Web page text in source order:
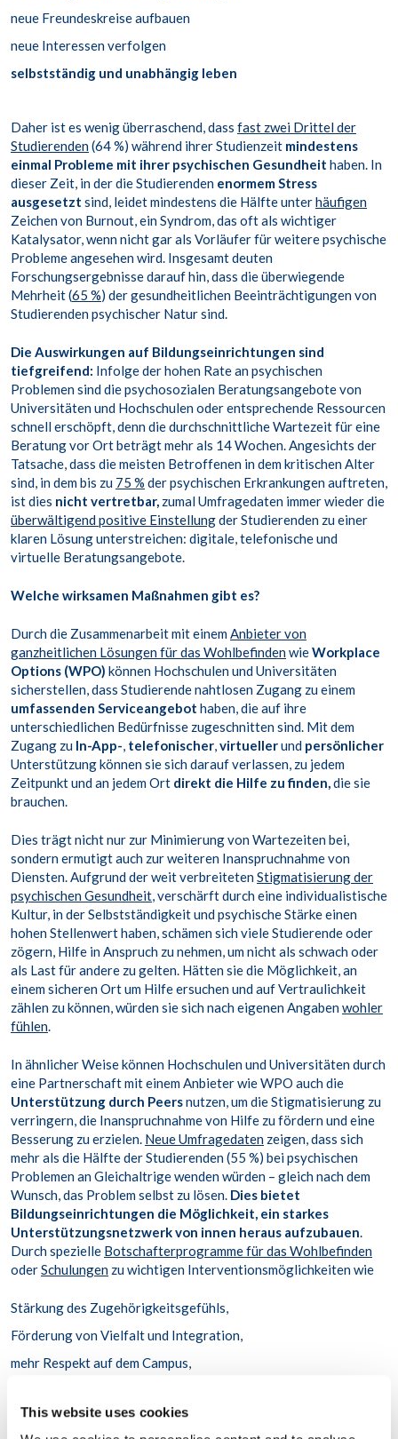
This website uses cookies
neue Freundeskreise aufbauen
neue Interessen verfolgen
selbstständig und unabhängig leben
Daher ist es wenig überraschend, dass fast zwei Drittel der
Studierenden(64 %) während ihrer Studienzeit mindestens
einmal Probleme mit ihrer psychischen Gesundheit haben. In
dieser Zeit, in der die Studierenden enormem Stress
ausgesetzt sind, leidet mindestens die Hälfte unterhäufigen
Zeichen von Burnout, ein Syndrom, das oft als wichtiger
Katalysator, wenn nicht gar als Vorläufer für weitere psychische
Probleme angesehen wird. Insgesamt deuten
Forschungsergebnisse darauf hin, dass die überwiegende
Mehrheit (65 %) der gesundheitlichen Beeinträchtigungen von
Studierenden psychischer Natur sind.
Die Auswirkungen auf Bildungseinrichtungen sind
tiefgreifend: Infolge der hohen Rate an psychischen
Problemen sind die psychosozialen Beratungsangebote von
Universitäten und Hochschulen oder entsprechende Ressourcen
schnell erschöpft, denn die durchschnittliche Wartezeit für eine
Beratung vor Ort beträgt mehr als 14 Wochen. Angesichts der
Tatsache, dass die meisten Betroffenen in dem kritischen Alter
sind, in dem bis zu 75 % der psychischen Erkrankungen auftreten,
ist dies nicht vertretbar, zumal Umfragedaten immer wieder die
überwältigend positive Einstellungder Studierenden zu einer
klaren Lösung unterstreichen: digitale, telefonische und
virtuelle Beratungsangebote.
Welche wirksamen Maßnahmen gibt es?
Durch die Zusammenarbeit mit einemAnbieter von
ganzheitlichen Lösungen für das WohlbefindenwieWorkplace
Options (WPO) können Hochschulen und Universitäten
sicherstellen, dass Studierende nahtlosen Zugang zu einem
umfassenden Serviceangebot haben, die auf ihre
unterschiedlichen Bedürfnisse zugeschnitten sind. Mit dem
Zugang zu In-App-, telefonischer,virtuellerund persönlicher
Unterstützung können sie sich darauf verlassen, zu jedem
Zeitpunkt und an jedem Ort direkt die Hilfe zu finden,die sie
brauchen.
Dies trägt nicht nur zur Minimierung von Wartezeiten bei,
sondern ermutigt auch zur weiteren Inanspruchnahme von
Diensten. Aufgrund der weit verbreitetenStigmatisierung der
psychischen Gesundheit, verschärft durch eine individualistische
Kultur, in der Selbstständigkeit und psychische Stärke einen
hohen Stellenwert haben, schämen sich viele Studierende oder
zögern, Hilfe in Anspruch zu nehmen, um nicht als schwach oder
als Last für andere zu gelten. Hätten sie die Möglichkeit, an
einem sicheren Ort um Hilfe ersuchen und auf Vertraulichkeit
zählen zu können, würden sie sich nach eigenen Angabenwohler
fühlen.
In ähnlicher Weise können Hochschulen und Universitäten durch
eine Partnerschaft mit einem Anbieter wie WPO auch die
Unterstützung durch Peersnutzen, um die Stigmatisierung zu
verringern, die Inanspruchnahme von Hilfe zu fördern und eine
Besserung zu erzielen. Neue Umfragedaten zeigen, dass sich
mehr als die Hälfte der Studierenden (55 %) bei psychischen
Problemen an Gleichaltrige wenden würden – gleich nach dem
Wunsch, das Problem selbst zu lösen. Dies bietet
Bildungseinrichtungen die Möglichkeit, ein starkes
Unterstützungsnetzwerk von innen heraus aufzubauen.
Durch spezielle Botschafterprogramme für das Wohlbefinden
oderSchulungen zu wichtigen Interventionsmöglichkeiten wie
Stärkung des Zugehörigkeitsgefühls,
Förderung von Vielfalt und Integration,
mehr Respekt auf dem Campus,
Erkennen von und Reagieren auf psychische Probleme